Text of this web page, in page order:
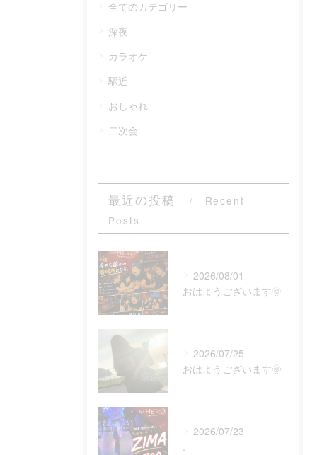
全てのカテゴリー
深夜
カラオケ
駅近
おしゃれ
二次会
最近の投稿
Recent
Posts
2026/08/01
おはようございます🌞
2026/07/25
おはようございます🌞
2026/07/23
.